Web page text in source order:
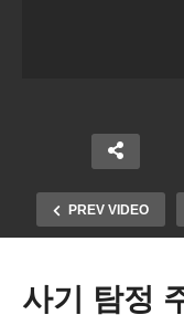
PREV VIDEO
사기 탐정